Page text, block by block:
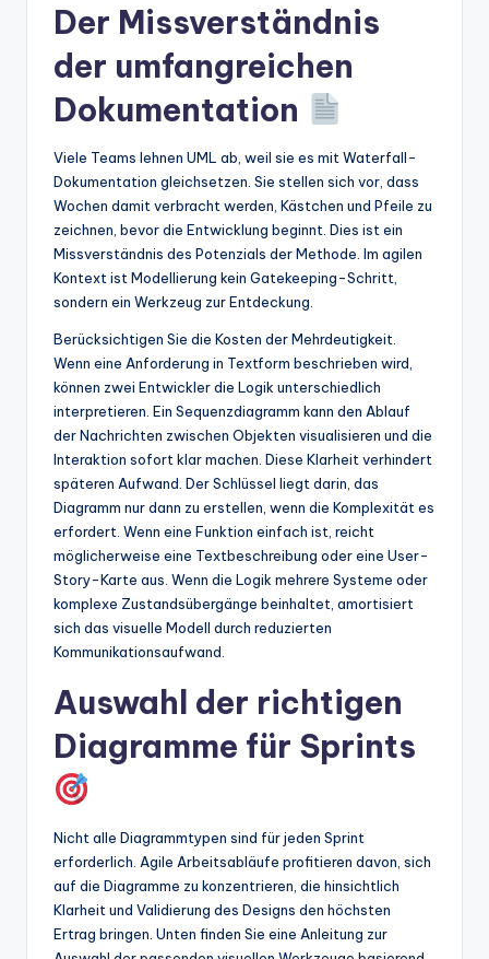
Der Missverständnis
der umfangreichen
Dokumentation
Viele Teams lehnen UML ab, weil sie es mit Waterfall-
Dokumentation gleichsetzen. Sie stellen sich vor, dass
Wochen damit verbracht werden, Kästchen und Pfeile zu
zeichnen, bevor die Entwicklung beginnt. Dies ist ein
Missverständnis des Potenzials der Methode. Im agilen
Kontext ist Modellierung kein Gatekeeping-Schritt,
sondern ein Werkzeug zur Entdeckung.
Berücksichtigen Sie die Kosten der Mehrdeutigkeit.
Wenn eine Anforderung in Textform beschrieben wird,
können zwei Entwickler die Logik unterschiedlich
interpretieren. Ein Sequenzdiagramm kann den Ablauf
der Nachrichten zwischen Objekten visualisieren und die
Interaktion sofort klar machen. Diese Klarheit verhindert
späteren Aufwand. Der Schlüssel liegt darin, das
Diagramm nur dann zu erstellen, wenn die Komplexität es
erfordert. Wenn eine Funktion einfach ist, reicht
möglicherweise eine Textbeschreibung oder eine User-
Story-Karte aus. Wenn die Logik mehrere Systeme oder
komplexe Zustandsübergänge beinhaltet, amortisiert
sich das visuelle Modell durch reduzierten
Kommunikationsaufwand.
Auswahl der richtigen
Diagramme für Sprints
Nicht alle Diagrammtypen sind für jeden Sprint
erforderlich. Agile Arbeitsabläufe profitieren davon, sich
auf die Diagramme zu konzentrieren, die hinsichtlich
Klarheit und Validierung des Designs den höchsten
Ertrag bringen. Unten finden Sie eine Anleitung zur